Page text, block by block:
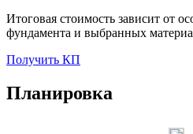
Итоговая стоимость зависит от
фундамента и выбранных
Получить КП
Планировка